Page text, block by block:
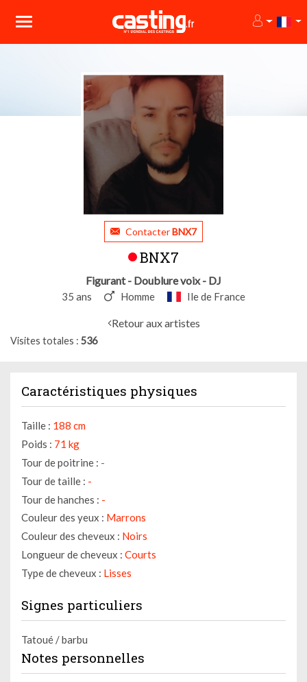
ContacterBNX7
BNX7
Figurant - Doublure voix - DJ
35 ans Homme Ile de France
Retour aux artistes
Visites totales 536
Caractéristiques physiques
Taille : 188 cm
Poids : 71 kg
Tour de poitrine : -
Tour de taille : -
Tour de hanches : -
Couleur des yeux : Marrons
Couleur des cheveux : Noirs
Longueur de cheveux : Courts
Type de cheveux : Lisses
Signes particuliers
Tatoué / barbu
Notes personnelles